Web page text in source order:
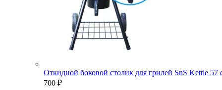
Откидной боковой столик для грилей SnS Kettle 57
700 ₽